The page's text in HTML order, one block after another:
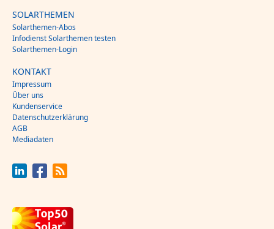
SOLARTHEMEN
Solarthemen-Abos
Infodienst Solarthemen testen
Solarthemen-Login
KONTAKT
Impressum
Über uns
Kundenservice
Datenschutzerklärung
AGB
Mediadaten